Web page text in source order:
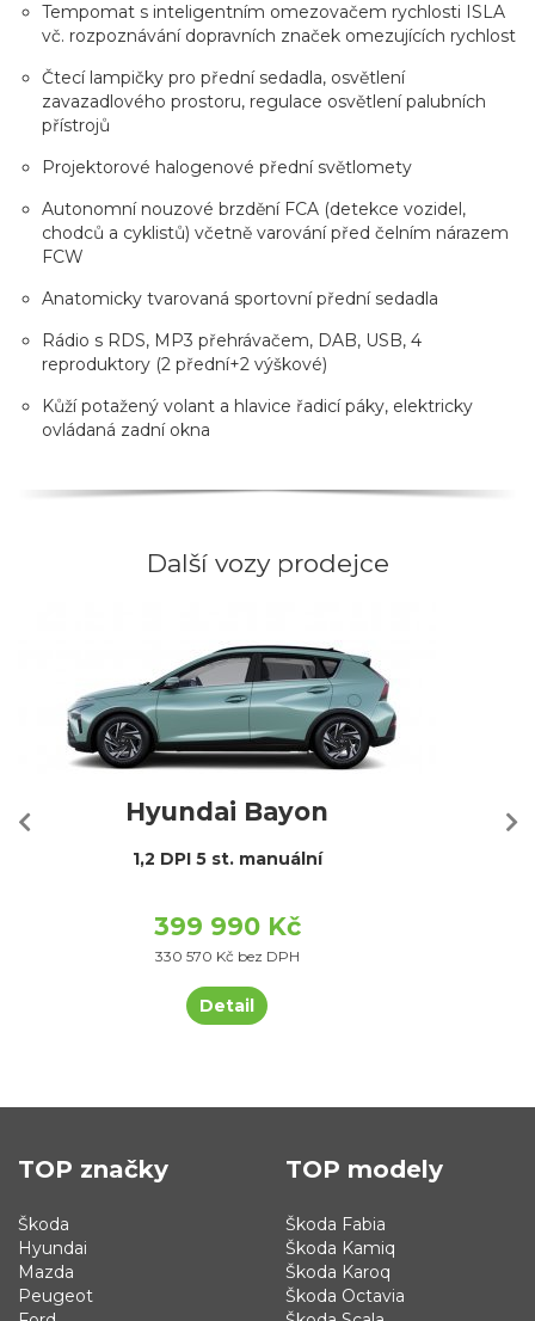
Tempomat s inteligentním omezovačem rychlosti ISLA
vč. rozpoznávání dopravních značek omezujících rychlost
Čtecí lampičky pro přední sedadla, osvětlení
zavazadlového prostoru, regulace osvětlení palubních
přístrojů
Projektorové halogenové přední světlomety
Autonomní nouzové brzdění FCA (detekce vozidel,
chodců a cyklistů) včetně varování před čelním nárazem
FCW
Anatomicky tvarovaná sportovní přední sedadla
Rádio s RDS, MP3 přehrávačem, DAB, USB, 4
reproduktory (2 přední+2 výškové)
Kůží potažený volant a hlavice řadicí páky, elektricky
ovládaná zadní okna
Další vozy prodejce
Hyundai Bayon
1,2 DPI 5 st. manuální
399 990 Kč
330 570 Kč bez DPH
Detail
TOP značky
Škoda
Hyundai
Mazda
Peugeot
TOP modely
Škoda Fabia
Škoda Kamiq
Škoda Karoq
Škoda Octavia